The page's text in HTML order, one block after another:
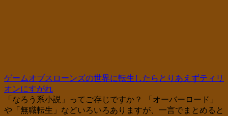
ゲームオブスローンズの世界に転生したらとりあえずティリ
オンにすがれ
「なろう系小説」ってご存じですか？ 「オーバーロード」
や「無職転生」などいろいろありますが、一言でまとめると